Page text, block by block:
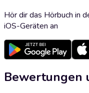
Hör dir das Hörbuch in
iOS-Geräten an
Bewertungen